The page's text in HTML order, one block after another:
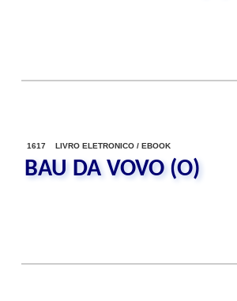
1617 LIVRO ELETRONICO / EBOOK
BAU DA VOVO (O)